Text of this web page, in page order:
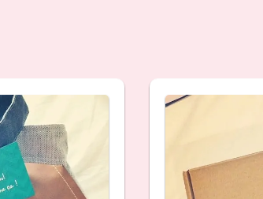
Blog
Über Stampin’ Up!